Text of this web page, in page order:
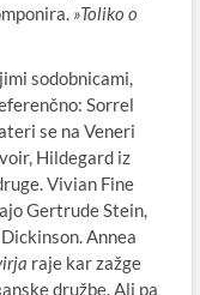
»Toliko o
sodobnicami,
Sorrel
se na Veneri
Hildegard iz
Vivian Fine
Gertrude Stein,
Annea
raje kar zažge
družbe. Ali pa